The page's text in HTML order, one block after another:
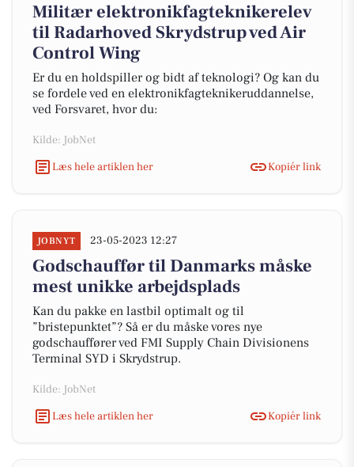
Militær elektronikfagteknikerelev
til Radarhoved Skrydstrup ved Air
Control Wing
Er du en holdspiller og bidt af teknologi? Og kan du
se fordele ved en elektronikfagteknikeruddannelse,
ved Forsvaret, hvor du:
Kilde: JobNet
Læs hele artiklen her
Kopiér link
JOBNYT 23-05-2023 12:27
Godschauffør til Danmarks måske
mest unikke arbejdsplads
Kan du pakke en lastbil optimalt og til
”bristepunktet”? Så er du måske vores nye
godschauffører ved FMI Supply Chain Divisionens
Terminal SYD i Skrydstrup.
Kilde: JobNet
Læs hele artiklen her
Kopiér link